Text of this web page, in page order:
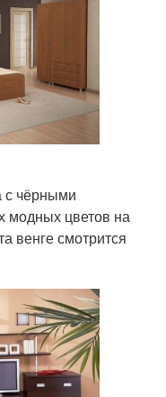
с чёрными
модных цветов на
венге смотрится